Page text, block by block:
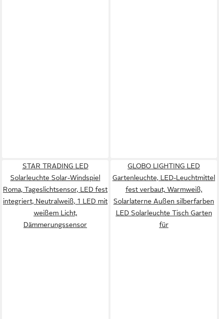
STAR TRADING LED
Solarleuchte Solar-Windspiel
Roma, Tageslichtsensor, LED fest
integriert, Neutralweiß, 1 LED mit
weißem Licht,
Dämmerungssensor
GLOBO LIGHTING LED
Gartenleuchte, LED-Leuchtmittel
fest verbaut, Warmweiß,
Solarlaterne Außen silberfarben
LED Solarleuchte Tisch Garten
für